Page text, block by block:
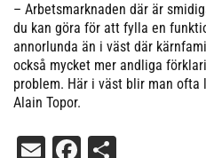
– Arbetsmarknaden där är
du kan göra för att fylla en
annorlunda än i väst där
också mycket mer andliga
problem. Här i väst blir man ofta
Alain Topor.
EmailFacebook